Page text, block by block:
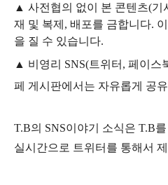
▲ 사전협의 없이 본 콘텐츠(기
재 및 복제, 배포를 금합니다.
을 질 수 있습니다.
▲ 비영리 SNS(트위터, 페이스
페 게시판에서는 자유롭게 공
T.B의 SNS이야기 소식은 T.B
실시간으로 트위터를 통해서